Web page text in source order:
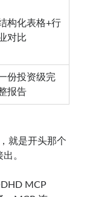
构化表格+行
对比
份投资级完
报告
就是开头那个
。
MCP